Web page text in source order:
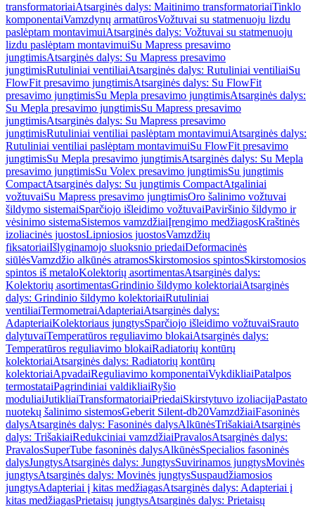
transformatoriaiAtsarginės dalys: Maitinimo transformatoriaiTinklo
komponentaiVamzdynų armatūrosVožtuvai su statmenuoju lizdu
paslėptam montavimuiAtsarginės dalys: Vožtuvai su statmenuoju
lizdu paslėptam montavimuiSu Mapress presavimo
jungtimisAtsarginės dalys: Su Mapress presavimo
jungtimisRutuliniai ventiliaiAtsarginės dalys: Rutuliniai ventiliaiSu
FlowFit presavimo jungtimisAtsarginės dalys: Su FlowFit
presavimo jungtimisSu Mepla presavimo jungtimisAtsarginės dalys:
Su Mepla presavimo jungtimisSu Mapress presavimo
jungtimisAtsarginės dalys: Su Mapress presavimo
jungtimisRutuliniai ventiliai paslėptam montavimuiAtsarginės dalys:
Rutuliniai ventiliai paslėptam montavimuiSu FlowFit presavimo
jungtimisSu Mepla presavimo jungtimisAtsarginės dalys: Su Mepla
presavimo jungtimisSu Volex presavimo jungtimisSu jungtimis
CompactAtsarginės dalys: Su jungtimis CompactAtgaliniai
vožtuvaiSu Mapress presavimo jungtimisOro šalinimo vožtuvai
šildymo sistemaiSparčiojo išleidimo vožtuvaiPaviršinio šildymo ir
vėsinimo sistemaSistemos vamzdžiaiĮrengimo medžiagosKraštinės
izoliacinės juostosLipniosios juostosVamzdžių
fiksatoriaiIšlyginamojo sluoksnio priedaiDeformacinės
siūlėsVamzdžio alkūnės atramosSkirstomosios spintosSkirstomosios
spintos iš metaloKolektorių asortimentasAtsarginės dalys:
Kolektorių asortimentasGrindinio šildymo kolektoriaiAtsarginės
dalys: Grindinio šildymo kolektoriaiRutuliniai
ventiliaiTermometraiAdapteriaiAtsarginės dalys:
AdapteriaiKolektoriaus jungtysSparčiojo išleidimo vožtuvaiSrauto
dalytuvaiTemperatūros reguliavimo blokaiAtsarginės dalys:
Temperatūros reguliavimo blokaiRadiatorių kontūrų
kolektoriaiAtsarginės dalys: Radiatorių kontūrų
kolektoriaiApvadaiReguliavimo komponentaiVykdikliaiPatalpos
termostataiPagrindiniai valdikliaiRyšio
moduliaiJutikliaiTransformatoriaiPriedaiSkirstytuvo izoliacijaPastato
nuotekų šalinimo sistemosGeberit Silent-db20VamzdžiaiFasoninės
dalysAtsarginės dalys: Fasoninės dalysAlkūnėsTrišakiaiAtsarginės
dalys: TrišakiaiRedukciniai vamzdžiaiPravalosAtsarginės dalys:
PravalosSuperTube fasoninės dalysAlkūnėsSpecialios fasoninės
dalysJungtysAtsarginės dalys: JungtysSuvirinamos jungtysMovinės
jungtysAtsarginės dalys: Movinės jungtysSuspaudžiamosios
jungtysAdapteriai į kitas medžiagasAtsarginės dalys: Adapteriai į
kitas medžiagasPrietaisų jungtysAtsarginės dalys: Prietaisų